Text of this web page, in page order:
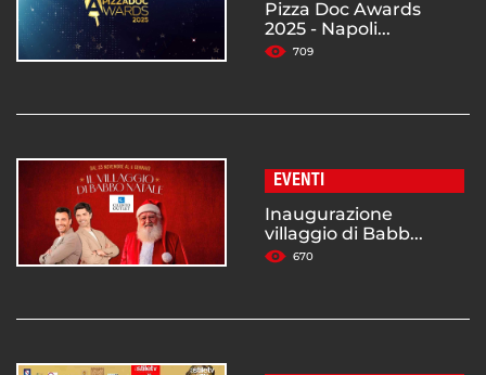
Pizza Doc Awards
2025 - Napoli...
709
EVENTI
Inaugurazione
villaggio di Babb...
670